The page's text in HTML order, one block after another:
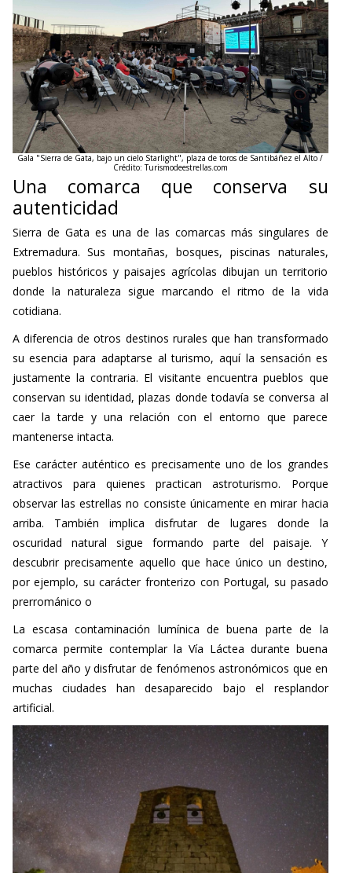
Gala "Sierra de Gata, bajo un cielo Starlight", plaza de toros de Santibáñez el Alto /
Crédito: Turismodeestrellas.com
Una comarca que conserva su
autenticidad
Sierra de Gata es una de las comarcas más singulares de
Extremadura. Sus montañas, bosques, piscinas naturales,
pueblos históricos y paisajes agrícolas dibujan un territorio
donde la naturaleza sigue marcando el ritmo de la vida
cotidiana.
A diferencia de otros destinos rurales que han transformado
su esencia para adaptarse al turismo, aquí la sensación es
justamente la contraria. El visitante encuentra pueblos que
conservan su identidad, plazas donde todavía se conversa al
caer la tarde y una relación con el entorno que parece
mantenerse intacta.
Ese carácter auténtico es precisamente uno de los grandes
atractivos para quienes practican astroturismo. Porque
observar las estrellas no consiste únicamente en mirar hacia
arriba. También implica disfrutar de lugares donde la
oscuridad natural sigue formando parte del paisaje. Y
descubrir precisamente aquello que hace único un destino,
por ejemplo, sucarácterfronterizo con Portugal, su pasado
prerrománico o
La escasa contaminación lumínica de buena parte de la
comarca permite contemplar la Vía Láctea durante buena
parte del año y disfrutar de fenómenos astronómicos que en
muchas ciudades han desaparecido bajo el resplandor
artificial.